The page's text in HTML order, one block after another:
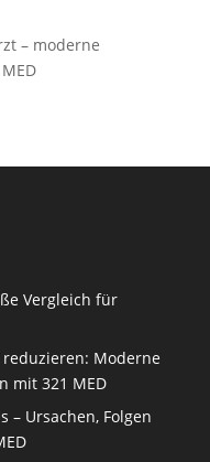
– moderne
Vergleich für
Moderne
mit 321 MED
– Ursachen, Folgen